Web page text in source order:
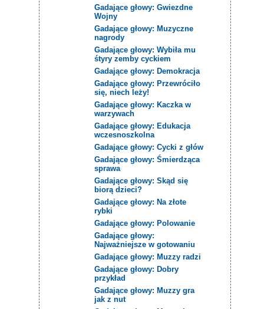
Gadające głowy: Gwiezdne
Wojny
Gadające głowy: Muzyczne
nagrody
Gadające głowy: Wybiła mu
śtyry zemby cyckiem
Gadające głowy: Demokracja
Gadające głowy: Przewróciło
się, niech leży!
Gadające głowy: Kaczka w
warzywach
Gadające głowy: Edukacja
wczesnoszkolna
Gadające głowy: Cycki z głów
Gadające głowy: Śmierdząca
sprawa
Gadające głowy: Skąd się
biorą dzieci?
Gadające głowy: Na złote
rybki
Gadające głowy: Polowanie
Gadające głowy:
Najważniejsze w gotowaniu
Gadające głowy: Muzzy radzi
Gadające głowy: Dobry
przykład
Gadające głowy: Muzzy gra
jak z nut